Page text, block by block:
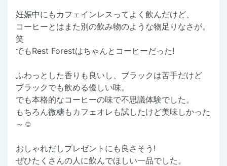
妊娠中にもカフェインレスってよく飲んだけど、
コーヒーとはまた別の飲み物のような物足りなさが。
笑
でもRest Forestはちゃんとコーヒーだった!
ふわっとした香りも良いし、ブラックは苦手だけど
ブラックでも飲める優しい味。
でも本格的なコーヒーの味で不思議体験でした。
もちろん微糖もカフェオレも試したけど美味しかった
～☺️
おしゃれだしプレゼントにも良さそう!
ぜひたくさんの人に飲んでほしい一品でした。